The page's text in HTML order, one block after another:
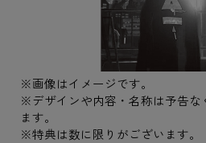
※画像はイメージです。
※デザインや内容・名称は予告な
ます。
※特典は数に限りがございます。